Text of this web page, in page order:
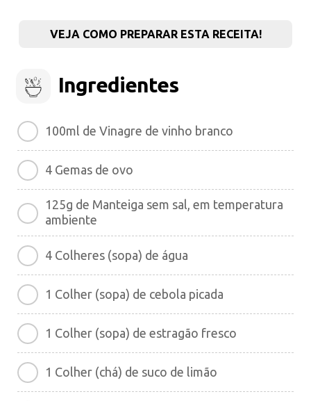
VEJA COMO PREPARAR ESTA RECEITA!
Ingredientes
100ml de Vinagre de vinho branco
4 Gemas de ovo
125g de Manteiga sem sal, em temperatura
ambiente
4 Colheres (sopa) de água
1 Colher (sopa) de cebola picada
1 Colher (sopa) de estragão fresco
1 Colher (chá) de suco de limão